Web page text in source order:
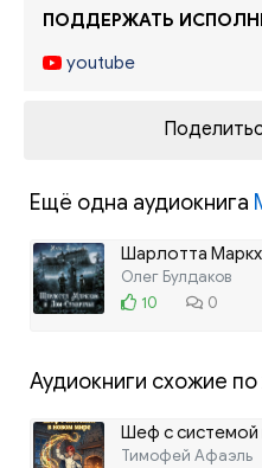
ПОДДЕРЖАТЬ
youtube
Ещё одна аудиокнига
Шарлотта
Олег Булдаков
10
0
Аудиокниги схожие
Шеф с
Тимофей Афаэль